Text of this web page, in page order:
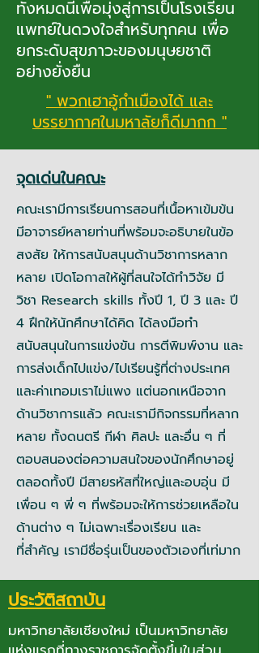
ทั้งหมดนี้เพื่อมุ่งสู่การเป็นโรงเรียน
แพทย์ในดวงใจสำหรับทุกคน เพื่อ
ยกระดับสุขภาวะของมนุษยชาติ
อย่างยั่งยืน
" พวกเฮาอู้กำเมืองได้ และ
บรรยากาศในมหาลัยก็ดีมากก "
จุดเด่นในคณะ
คณะเรามีการเรียนการสอนที่เนื้อหาเข้มข้น
มีอาจารย์หลายท่านที่พร้อมจะอธิบายในข้อ
สงสัย ให้การสนับสนุนด้านวิชาการหลาก
หลาย เปิดโอกาสให้ผู้ที่สนใจได้ทำวิจัย มี
วิชา Research skills ทั้งปี 1, ปี 3 และ ปี
4 ฝึกให้นักศึกษาได้คิด ได้ลงมือทำ
สนับสนุนในการแข่งขัน การตีพิมพ์งาน และ
การส่งเด็กไปแข่ง/ไปเรียนรู้ที่ต่างประเทศ
และค่าเทอมเราไม่แพง แต่นอกเหนือจาก
ด้านวิชาการแล้ว คณะเรามีกิจกรรมที่หลาก
หลาย ทั้งดนตรี กีฬา ศิลปะ และอื่น ๆ ที่
ตอบสนองต่อความสนใจของนักศึกษาอยู่
ตลอดทั้งปี มีสายรหัสที่ใหญ่และอบอุ่น มี
เพื่อน ๆ พี่ ๆ ที่พร้อมจะให้การช่วยเหลือใน
ด้านต่าง ๆ ไม่เฉพาะเรื่องเรียน และ
ที่่สำคัญ เรามีชื่อรุ่นเป็นของตัวเองที่เท่มาก
ประวัติสถาบัน
มหาวิทยาลัยเชียงใหม่ เป็นมหาวิทยาลัย